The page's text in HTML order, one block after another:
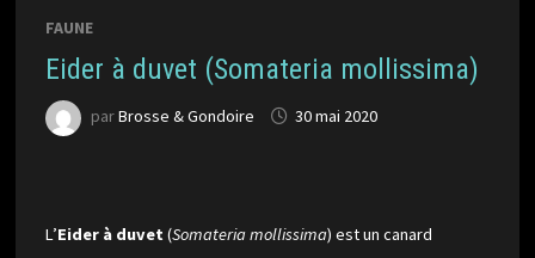
FAUNE
Eider à duvet (Somateria mollissima)
parBrosse & Gondoire 30 mai 2020
L’Eider à duvet (Somateria mollissima) est un canard